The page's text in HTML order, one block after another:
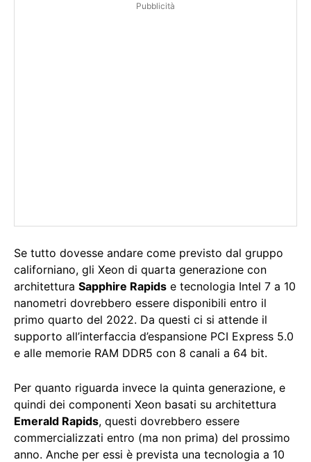
Pubblicità
Se tutto dovesse andare come previsto dal gruppo
californiano, gli Xeon di quarta generazione con
architettura Sapphire Rapids e tecnologia Intel 7 a 10
nanometri dovrebbero essere disponibili entro il
primo quarto del 2022. Da questi ci si attende il
supporto all’interfaccia d’espansione PCI Express 5.0
e alle memorie RAM DDR5 con 8 canali a 64 bit.
Per quanto riguarda invece la quinta generazione, e
quindi dei componenti Xeon basati su architettura
Emerald Rapids, questi dovrebbero essere
commercializzati entro (ma non prima) del prossimo
anno. Anche per essi è prevista una tecnologia a 10